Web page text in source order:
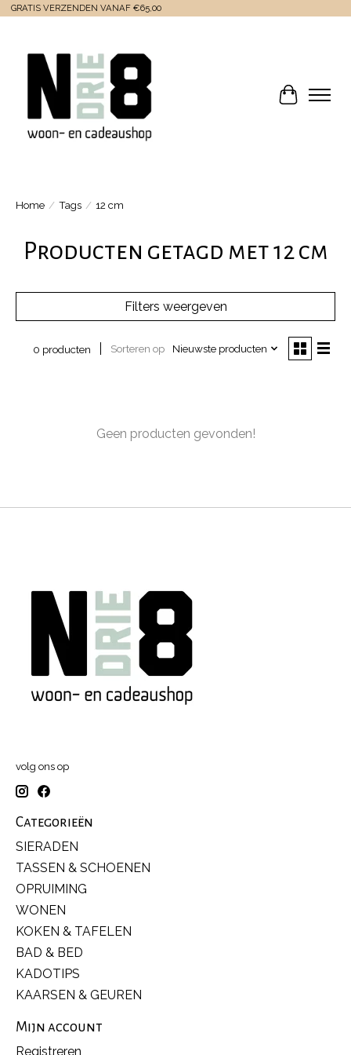
GRATIS VERZENDEN VANAF €65,00
Home / Tags / 12 cm
Producten getagd met 12 cm
Filters weergeven
0 producten Sorteren op Nieuwste producten
Geen producten gevonden!
volg ons op
Categorieën
SIERADEN
TASSEN & SCHOENEN
OPRUIMING
WONEN
KOKEN & TAFELEN
BAD & BED
KADOTIPS
KAARSEN & GEUREN
Mijn account
Registreren